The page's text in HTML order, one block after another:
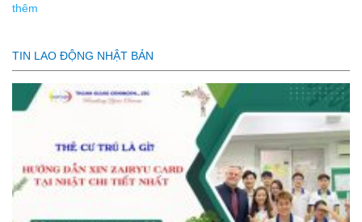
thêm
TIN LAO ĐỘNG NHẬT BẢN